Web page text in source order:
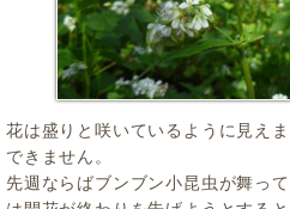
花は盛りと咲いているように見え
できません。
先週ならばブンブン小昆虫が舞っ